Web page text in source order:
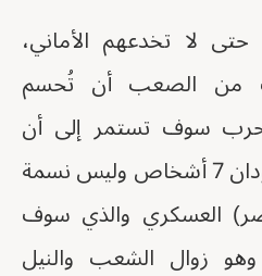
حتى لا تخدعهم الأماني،
من الصعب أن تُحسم
سوف تستمر إلى أن
يصبح تعداد سكان السودان 7 أشخاص وليس نسمة
العسكري والذي سوف
زوال الشعب والنيل